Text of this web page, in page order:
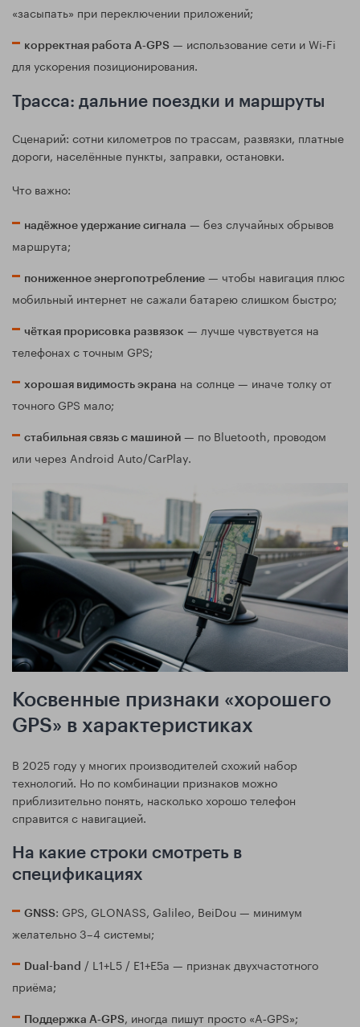
«засыпать» при переключении приложений;
корректная работа A‑GPS — использование сети и Wi‑Fi
для ускорения позиционирования.
Трасса: дальние поездки и маршруты
Сценарий: сотни километров по трассам, развязки, платные
дороги, населённые пункты, заправки, остановки.
Что важно:
надёжное удержание сигнала — без случайных обрывов
маршрута;
пониженное энергопотребление — чтобы навигация плюс
мобильный интернет не сажали батарею слишком быстро;
чёткая прорисовка развязок — лучше чувствуется на
телефонах с точным GPS;
хорошая видимость экрана на солнце — иначе толку от
точного GPS мало;
стабильная связь с машиной — по Bluetooth, проводом
или через Android Auto/CarPlay.
Косвенные признаки «хорошего
GPS» в характеристиках
В 2025 году у многих производителей схожий набор
технологий. Но по комбинации признаков можно
приблизительно понять, насколько хорошо телефон
справится с навигацией.
На какие строки смотреть в
спецификациях
GNSS: GPS, GLONASS, Galileo, BeiDou — минимум
желательно 3–4 системы;
Dual-band / L1+L5 / E1+E5a — признак двухчастотного
приёма;
Поддержка A‑GPS, иногда пишут просто «A‑GPS»;